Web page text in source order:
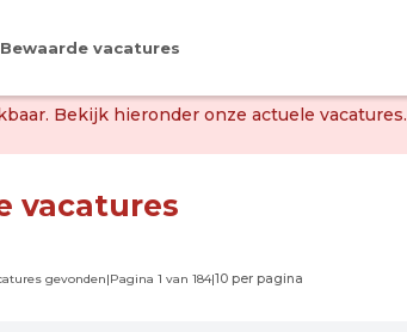
Bewaarde vacatures
Bekijk hieronder onze actuele vacatures.
vacatures
gevonden|Pagina 1 van 184|